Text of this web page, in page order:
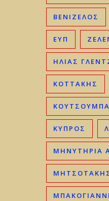
ΒΕΝΙΖΈΛΟΣ
ΕΥΠ
ΗΛΊΑΣ
ΚΟΤΤΑΚΗΣ
ΚΎΠΡΟΣ
ΜΗΝΥΤΗΡΙΑ